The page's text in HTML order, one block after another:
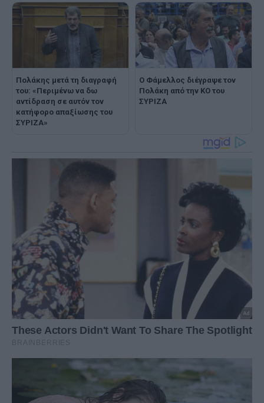
Πολάκης μετά τη διαγραφή
του: «Περιμένω να δω
αντίδραση σε αυτόν τον
κατήφορο απαξίωσης του
ΣΥΡΙΖΑ»
Ο Φάμελλος διέγραψε τον
Πολάκη από την ΚΟ του
ΣΥΡΙΖΑ